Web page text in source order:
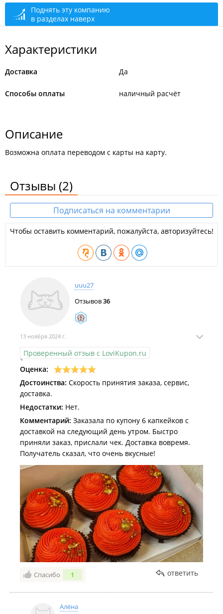
По предварительной записи
Поднять эту компанию
в разделах наверх
Характеристики
Доставка Да
Способы оплаты наличный расчёт
Описание
Возможна оплата переводом с карты на карту.
Отзывы (2)
Подписаться на комментарии
Чтобы оставить комментарий, пожалуйста, авторизуйтесь!
uuu27
Отзывов36
13 ноября 2024 г.
Проверенный отзыв с LoviKupon.ru
Оценка:
Достоинства: Скорость принятия заказа, сервис,
доставка.
Недостатки: Нет.
Комментарий: Заказала по купону 6 капкейков с
доставкой на следующий день утром. Быстро
приняли заказ, прислали чек. Доставка вовремя.
Получатель сказал, что очень вкусные!
Спасибо 1 ответить
Алёна